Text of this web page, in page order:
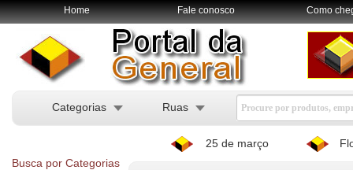
Home Fale conosco Como
Categorias Ruas
25 de março
Busca por Categorias